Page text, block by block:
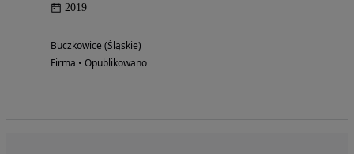
2019
Buczkowice (Śląskie)
Firma • Opublikowano